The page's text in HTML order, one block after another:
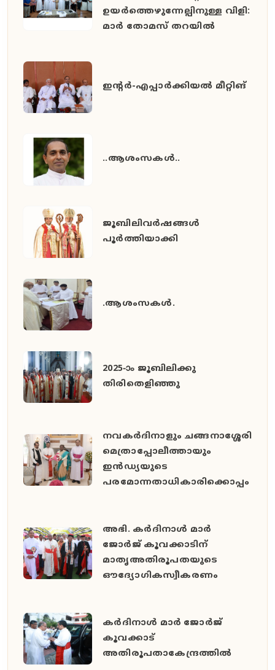
ഉയർത്തെഴുന്നേല്പിനുള്ള വിളി:
മാർ തോമസ് തറയിൽ
ഇൻ്റർ-എപ്പാർക്കിയൽ മീറ്റിങ്
..ആശംസകൾ..
ജൂബിലിവർഷങ്ങൾ
പൂർത്തിയാക്കി
.ആശംസകൾ.
2025-ാം ജൂബിലിക്കു
തിരിതെളിഞ്ഞു
നവകർദിനാളും ചങ്ങനാശ്ശേരി
മെത്രാപ്പോലീത്തായും
ഇൻഡ്യയുടെ
പരമോന്നതാധികാരിക്കൊപ്പം
അഭി. കർദിനാൾ മാർ
ജോർജ് കൂവക്കാടിന്
മാതൃഅതിരൂപതയുടെ
ഔദ്യോഗികസ്വീകരണം
കർദിനാൾ മാർ ജോർജ്
കൂവക്കാട്
അതിരൂപതാകേന്ദ്രത്തിൽ